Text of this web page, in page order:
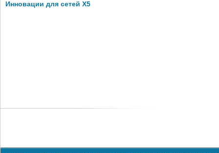
Инновации для сетей X5